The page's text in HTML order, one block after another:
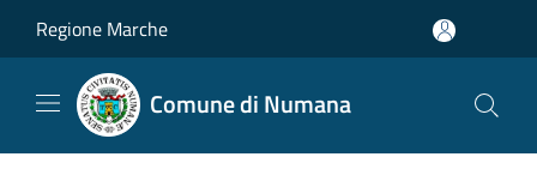
Regione Marche
Comune di Numana